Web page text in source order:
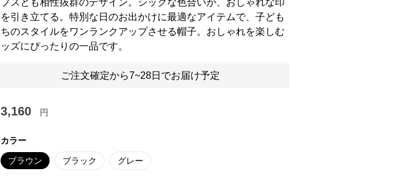
プスとも相性抜群のデザイン。シックな色合いが、おしゃれな印
引き立てる。特別な日のお出かけに最適なアイテムで、子ども
のスタイルをワンランクアップさせる帽子。おしゃれを楽しむ
ズにぴったりの一品です。
ご注文確定から7~28日でお届け予定
3,160 円
カラー
ブラウン ブラック グレー